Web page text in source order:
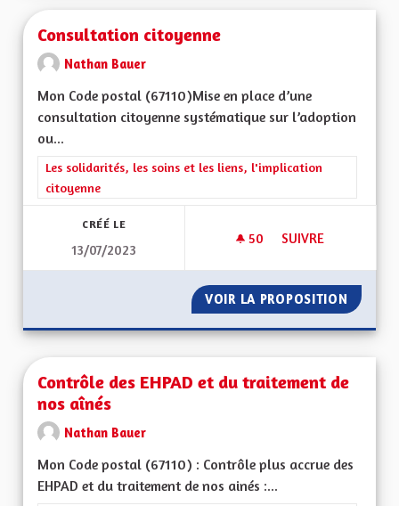
Consultation citoyenne
Nathan Bauer
Mon Code postal (67110)Mise en place d’une
consultation citoyenne systématique sur l’adoption
ou...
Filtrer les résultats de la catégorie : Les solidarités, les soins
Les solidarités, les soins et les liens, l'implication
citoyenne
CRÉÉ LE
13/07/2023
50 50 ABONNÉS
SUIVRE
VOIR LA PROPOSITION
Contrôle des EHPAD et du traitement de
nos aînés
Nathan Bauer
Mon Code postal (67110) : Contrôle plus accrue des
EHPAD et du traitement de nos ainés :...